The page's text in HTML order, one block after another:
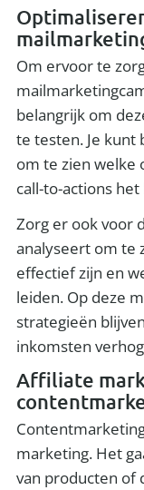
Om ervoor te
belangrijk om
te testen. Je kunt
om te zien welke
call-to-actions
Zorg er ook voor
analyseert om te
effectief zijn en
leiden. Op deze
strategieën
inkomsten
Affiliate
marketing. Het
van producten of